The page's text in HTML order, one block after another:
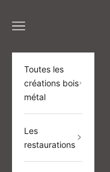
Menu
Toutes les
créations bois
métal
Les
restaurations